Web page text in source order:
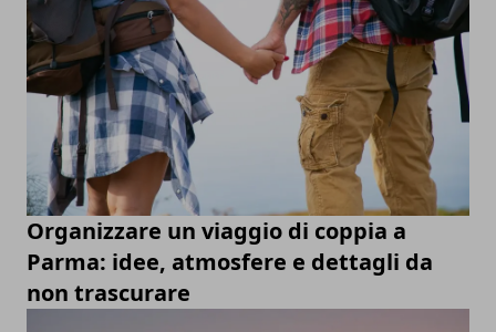
Organizzare un viaggio di coppia a
Parma: idee, atmosfere e dettagli da
non trascurare